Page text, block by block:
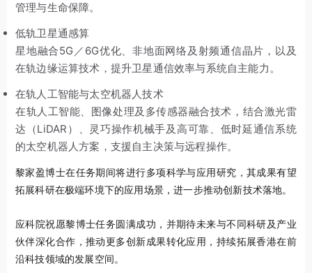
管理与生命保障。
低轨卫星通感算
星地融合5G／6G优化、非地面网络及射频通信晶片，以及
在轨边缘运算技术，提升卫星通信效率与系统自主能力。
在轨人工智能与太空机器人技术
在轨人工智能、图像处理及多传感器融合技术，结合激光雷
达（LiDAR）、灵巧操作机械手及高可靠、低时延通信系统
的太空机器人方案，支援自主决策与远程操作。
黎家盈博士在任务期间将进行多项科学与应用研究，其成果有望
拓展科研在极端环境下的应用场景，进一步推动创新技术落地。
应科院祝愿黎博士任务圆满成功，并期待未来与不同科研及产业
伙伴深化合作，推动更多创新成果转化应用，持续拓展香港在前
沿科技领域的发展空间。